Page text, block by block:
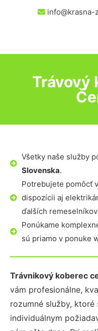
info@krasna-
Trávový
Všetky naše služby
Slovenska.
Potrebujete pomôcť
dispozícii aj
ďalších remeselníkov.
Ponúkame
sú priamo v ponuke
Trávnikový koberec
vám profesionálne,
rozumné služby, ktoré
individuálnym